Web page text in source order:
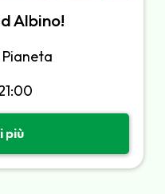
Albino!
più